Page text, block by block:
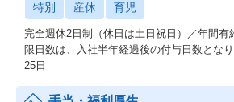
特別 産休 育児
完全週休2日制（休日は土日祝日）／年間有
限日数は、入社半年経過後の付与日数とな
25日